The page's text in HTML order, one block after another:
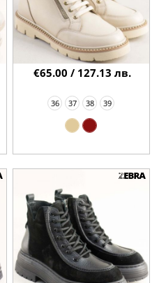
36 37 38 39
€65.00 / 127.13 лв.